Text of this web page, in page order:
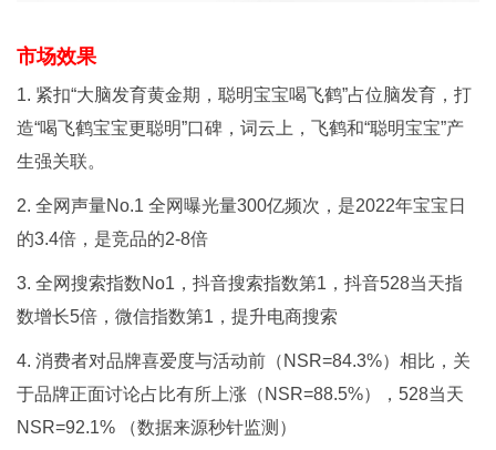
市场效果
1. 紧扣“大脑发育黄金期，聪明宝宝喝飞鹤”占位脑发育，打
造“喝飞鹤宝宝更聪明”口碑，词云上，飞鹤和“聪明宝宝”产
生强关联。
2. 全网声量No.1 全网曝光量300亿频次，是2022年宝宝日
的3.4倍，是竞品的2-8倍
3. 全网搜索指数No1，抖音搜索指数第1，抖音528当天指
数增长5倍，微信指数第1，提升电商搜索
4. 消费者对品牌喜爱度与活动前（NSR=84.3%）相比，关
于品牌正面讨论占比有所上涨（NSR=88.5%），528当天
NSR=92.1% （数据来源秒针监测）